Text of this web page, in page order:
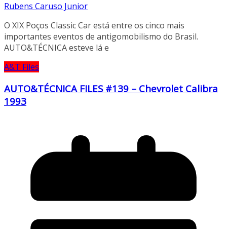
Rubens Caruso Junior
O XIX Poços Classic Car está entre os cinco mais
importantes eventos de antigomobilismo do Brasil.
AUTO&TÉCNICA esteve lá e
A&T Files
AUTO&TÉCNICA FILES #139 – Chevrolet Calibra
1993